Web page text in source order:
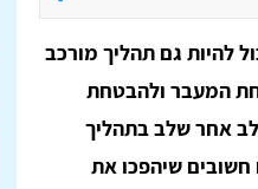
להיות גם תהליך מורכב
המעבר ולהבטחת
אחר שלב בתהליך
שיהפכו את